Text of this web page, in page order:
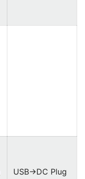
USB→DC Plug